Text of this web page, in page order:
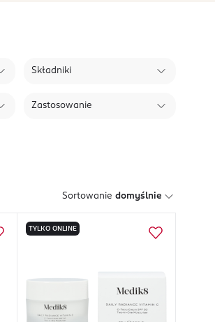
Składniki
Zastosowanie
Sortowanie domyślnie
TYLKO ONLINE